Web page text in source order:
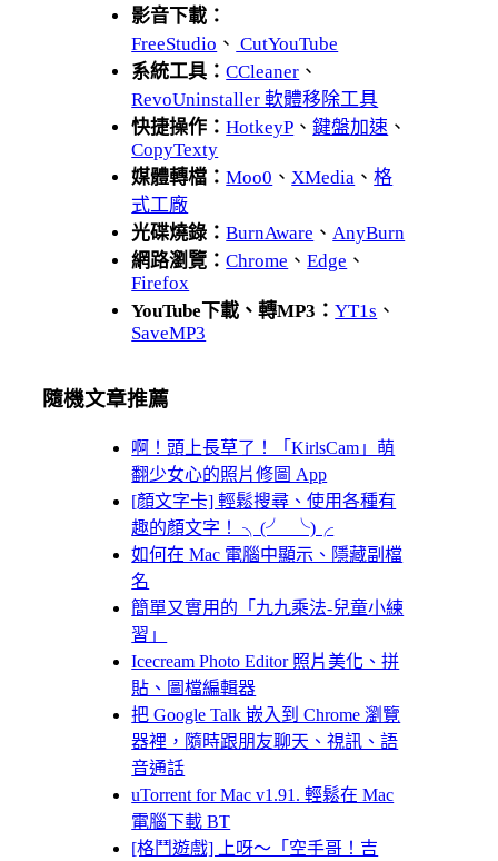
影音下載：
FreeStudio 、 CutYouTube
系統工具：CCleaner 、
RevoUninstaller 軟體移除工具
快捷操作：HotkeyP 、鍵盤加速 、
CopyTexty
媒體轉檔：Moo0 、 XMedia 、格
式工廠
光碟燒錄：BurnAware 、 AnyBurn
網路瀏覽：Chrome 、Edge 、
Firefox
YouTube下載、轉MP3：YT1s 、
SaveMP3
隨機文章推薦
啊！頭上長草了！「KirlsCam」萌
翻少女心的照片修圖 App
[顏文字卡] 輕鬆搜尋、使用各種有
趣的顏文字！ ╮(╯_╰)╭
如何在 Mac 電腦中顯示、隱藏副檔
名
簡單又實用的「九九乘法-兒童小練
習」
Icecream Photo Editor 照片美化、拼
貼、圖檔編輯器
把 Google Talk 嵌入到 Chrome 瀏覽
器裡，隨時跟朋友聊天、視訊、語
音通話
uTorrent for Mac v1.91. 輕鬆在 Mac
電腦下載 BT
[格鬥遊戲] 上呀～「空手哥！吉